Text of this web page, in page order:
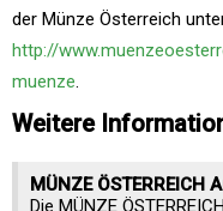
der Münze Österreich
http://
muenze.
Weitere
MÜNZE ÖSTERREICH
Die MÜNZE ÖSTERREICH